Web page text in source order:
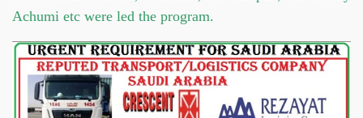
Achumi etc were led the program.